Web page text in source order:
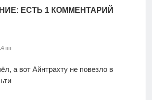
ЕСТЬ 1 КОММЕНТАРИЙ
пп
а вот Айнтрахту не повезло в